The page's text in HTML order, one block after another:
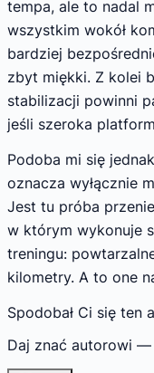
tempa, ale to nadal
wszystkim wokół
bardziej
zbyt miękki. Z kolei
stabilizacji powinni
jeśli szeroka
Podoba mi się
oznacza wyłącznie
Jest tu próba
w którym wykonuje
treningu:
kilometry. A to one
Spodobał Ci się ten
Daj znać autorowi